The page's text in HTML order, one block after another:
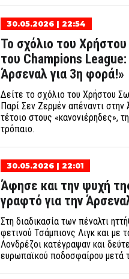
30.05.2026 | 22:54
Το σχόλιο του
του Champions
Άρσεναλ για 3η φορά!»
Δείτε το σχόλιο του Χρήστου
Παρί Σεν Ζερμέν απέναντι στην
τέτοιο στους «κανονιέρηδες»,
τρόπαιο.
30.05.2026 | 22:01
Άφησε και την ψυχή
γραφτό για την
Στη διαδικασία των πέναλτι
φετινού Τσάμπιονς Λιγκ και με
Λονδρέζοι κατέγραψαν και
ευρωπαϊκού ποδοσφαίρου μετά